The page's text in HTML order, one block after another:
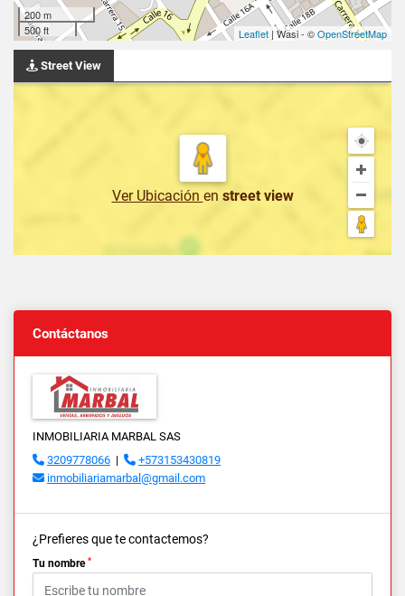
200 m
500 ft
Leaflet | Wasi - ©OpenStreetMap
Street View
Ver Ubicación en street view
Contáctanos
INMOBILIARIA MARBAL SAS
3209778066 |
+573153430819
inmobiliariamarbal@gmail.com
¿Prefieres que te contactemos?
Tu nombre *